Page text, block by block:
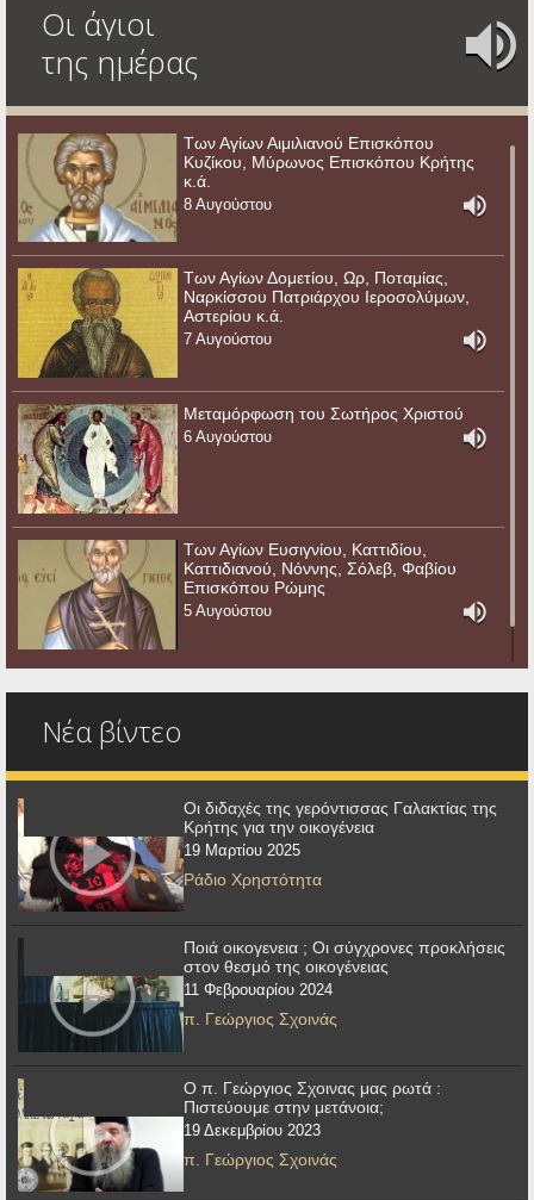
Οι άγιοι
της ημέρας
Των Αγίων Αιμιλιανού Επισκόπου
Κυζίκου, Μύρωνος Επισκόπου Κρήτης
κ.ά.
8 Αυγούστου
Των Αγίων Δομετίου, Ωρ, Ποταμίας,
Ναρκίσσου Πατριάρχου Ιεροσολύμων,
Αστερίου κ.ά.
7 Αυγούστου
Μεταμόρφωση του Σωτήρος Χριστού
6 Αυγούστου
Των Αγίων Ευσιγνίου, Καττιδίου,
Καττιδιανού, Νόννης, Σόλεβ, Φαβίου
Επισκόπου Ρώμης
5 Αυγούστου
Νέα βίντεο
Οι διδαχές της γερόντισσας Γαλακτίας της
Κρήτης για την οικογένεια
19 Μαρτίου 2025
Ράδιο Χρηστότητα
Ποιά οικογενεια ; Οι σύγχρονες προκλήσεις
στον θεσμό της οικογένειας
11 Φεβρουαρίου 2024
π. Γεώργιος Σχοινάς
Ο π. Γεώργιος Σχοινας μας ρωτά :
Πιστεύουμε στην μετάνοια;
19 Δεκεμβρίου 2023
π. Γεώργιος Σχοινάς